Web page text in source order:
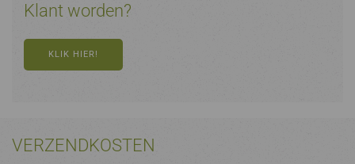
Klant worden?
KLIK HIER!
VERZENDKOSTEN